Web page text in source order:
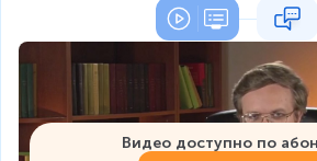
Видео доступно по